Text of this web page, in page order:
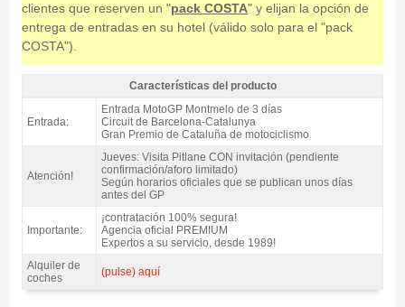
clientes que reserven un "pack COSTA" y elijan la opción de
entrega de entradas en su hotel (válido solo para el "pack
COSTA").
Entrada MotoGP Tribuna T1, GP Catalunya 2027 - Características del
producto
Características del producto
Entrada:
Entrada MotoGP Montmelo de 3 días
Circuit de Barcelona-Catalunya
Gran Premio de Cataluña de motociclismo
Atención!
Jueves: Visita Pitlane CON invitación (pendiente
confirmación/aforo limitado)
Según horarios oficiales que se publican unos días
antes del GP
Importante:
¡contratación 100% segura!
Agencia oficial PREMIUM
Expertos a su servicio, desde 1989!
Alquiler de
coches
(pulse) aquí